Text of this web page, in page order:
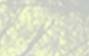
koordinieren die